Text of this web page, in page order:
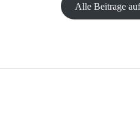
Alle Beitrage